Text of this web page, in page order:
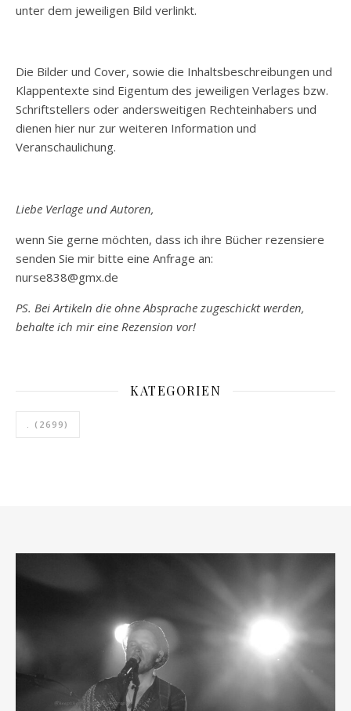
unter dem jeweiligen Bild verlinkt.
Die Bilder und Cover, sowie die Inhaltsbeschreibungen und
Klappentexte sind Eigentum des jeweiligen Verlages bzw.
Schriftstellers oder andersweitigen Rechteinhabers und
dienen hier nur zur weiteren Information und
Veranschaulichung.
Liebe Verlage und Autoren,
wenn Sie gerne möchten, dass ich ihre Bücher rezensiere
senden Sie mir bitte eine Anfrage an:
nurse838@gmx.de
PS. Bei Artikeln die ohne Absprache zugeschickt werden,
behalte ich mir eine Rezension vor!
KATEGORIEN
. (2699)